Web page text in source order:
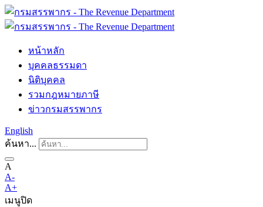
หน้าหลัก
บุคคลธรรมดา
นิติบุคคล
รวมกฎหมายภาษี
ข่าวกรมสรรพากร
English
ค้นหา...
A
A-
A+
เมนูปิด